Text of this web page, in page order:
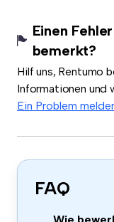
Einen
bemerkt?
Hilf uns, Rentumo
Informationen und
Ein Problem
FAQ